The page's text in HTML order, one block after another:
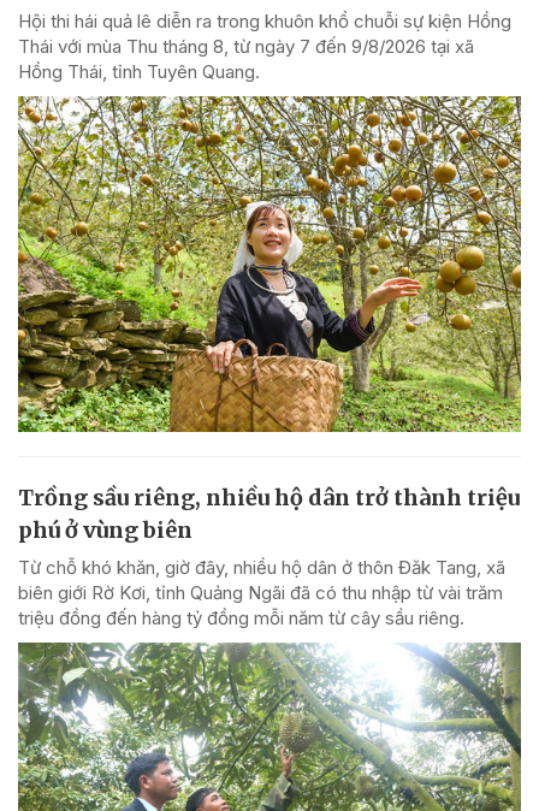
Hội thi hái quả lê diễn ra trong khuôn khổ chuỗi sự kiện Hồng
Thái với mùa Thu tháng 8, từ ngày 7 đến 9/8/2026 tại xã
Hồng Thái, tỉnh Tuyên Quang.
Trồng sầu riêng, nhiều hộ dân trở thành triệu
phú ở vùng biên
Từ chỗ khó khăn, giờ đây, nhiều hộ dân ở thôn Đăk Tang, xã
biên giới Rờ Kơi, tỉnh Quảng Ngãi đã có thu nhập từ vài trăm
triệu đồng đến hàng tỷ đồng mỗi năm từ cây sầu riêng.